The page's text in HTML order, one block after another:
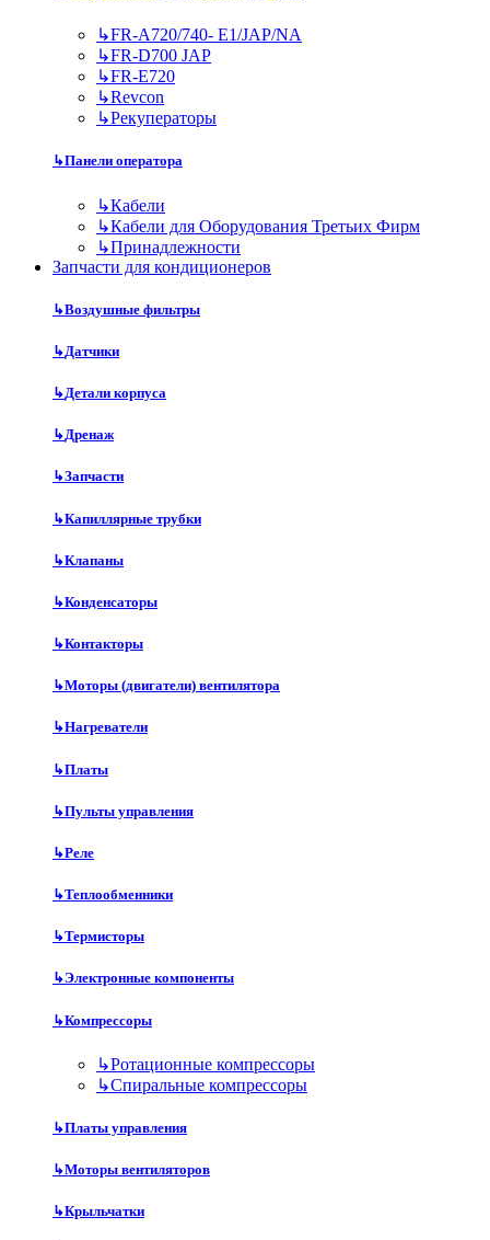
↳FR-A720/740- E1/JAP/NA
↳FR-D700 JAP
↳FR-E720
↳Revcon
↳Рекуператоры
↳Панели оператора
↳Кабели
↳Кабели для Оборудования Третьих Фирм
↳Принадлежности
Запчасти для кондиционеров
↳Воздушные фильтры
↳Датчики
↳Детали корпуса
↳Дренаж
↳Запчасти
↳Капиллярные трубки
↳Клапаны
↳Конденсаторы
↳Контакторы
↳Моторы (двигатели) вентилятора
↳Нагреватели
↳Платы
↳Пульты управления
↳Реле
↳Теплообменники
↳Термисторы
↳Электронные компоненты
↳Компрессоры
↳Ротационные компрессоры
↳Спиральные компрессоры
↳Платы управления
↳Моторы вентиляторов
↳Крыльчатки